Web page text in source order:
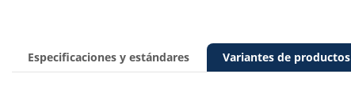
Especificaciones y estándares Variantes de productos